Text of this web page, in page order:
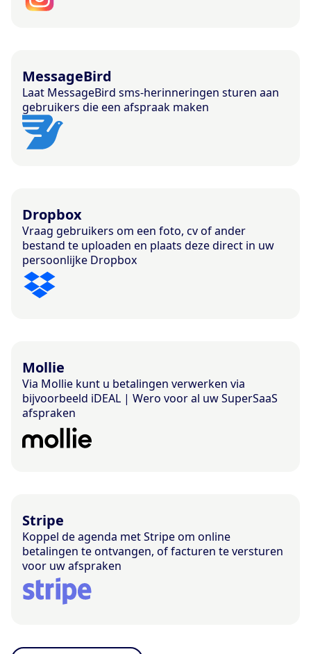
MessageBird
Laat MessageBird sms-herinneringen sturen aan
gebruikers die een afspraak maken
Dropbox
Vraag gebruikers om een foto, cv of ander
bestand te uploaden en plaats deze direct in uw
persoonlijke Dropbox
Mollie
Via Mollie kunt u betalingen verwerken via
bijvoorbeeld iDEAL | Wero voor al uw SuperSaaS
afspraken
Stripe
Koppel de agenda met Stripe om online
betalingen te ontvangen, of facturen te versturen
voor uw afspraken